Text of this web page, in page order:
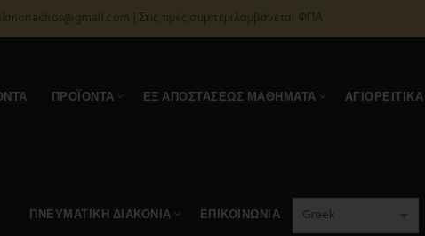
| Στις τιμές συμπεριλαμβάνεται ΦΠΑ
ΠΡΟΪΌΝΤΑ ΕΞ ΑΠΟΣΤΆΣΕΩΣ ΜΑΘΉΜΑΤΑ
ΠΝΕΥΜΑΤΙΚΉ ΔΙΑΚΟΝΊΑ ΕΠΙΚΟΙΝΩΝΊΑ